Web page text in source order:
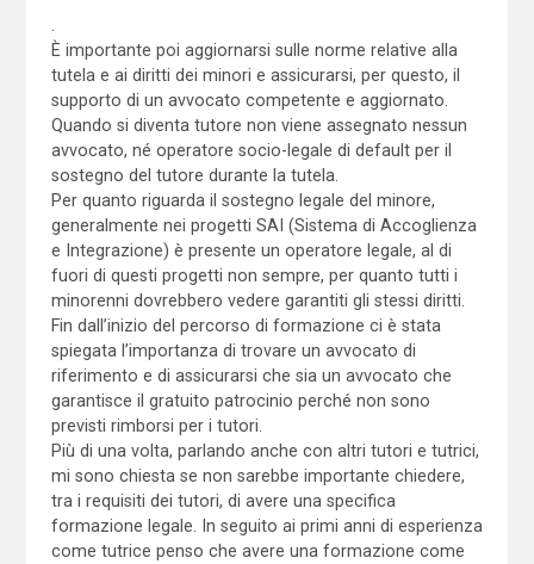
È importante poi aggiornarsi sulle norme relative alla
tutela e ai diritti dei minori e assicurarsi, per questo, il
supporto di un avvocato competente e aggiornato.
Quando si diventa tutore non viene assegnato nessun
avvocato, né operatore socio-legale di default per il
sostegno del tutore durante la tutela.
Per quanto riguarda il sostegno legale del minore,
generalmente nei progetti SAI (Sistema di Accoglienza
e Integrazione) è presente un operatore legale, al di
fuori di questi progetti non sempre, per quanto tutti i
minorenni dovrebbero vedere garantiti gli stessi diritti.
Fin dall’inizio del percorso di formazione ci è stata
spiegata l’importanza di trovare un avvocato di
riferimento e di assicurarsi che sia un avvocato che
garantisce il gratuito patrocinio perché non sono
previsti rimborsi per i tutori.
Più di una volta, parlando anche con altri tutori e tutrici,
mi sono chiesta se non sarebbe importante chiedere,
tra i requisiti dei tutori, di avere una specifica
formazione legale. In seguito ai primi anni di esperienza
come tutrice penso che avere una formazione come